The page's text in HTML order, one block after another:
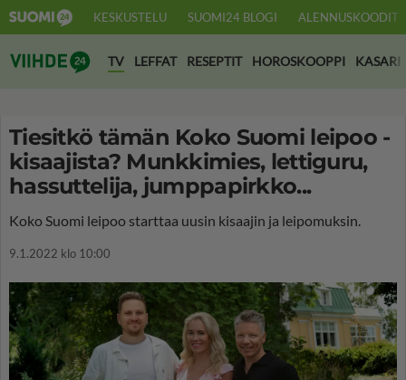
KESKUSTELU SUOMI24 BLOGI ALENNUSKOODIT
Suomi24 Viihde
TV LEFFAT RESEPTIT HOROSKOOPPI KASARI
Tiesitkö tämän Koko Suomi leipoo -
kisaajista? Munkkimies, lettiguru,
hassuttelija, jumppapirkko...
Koko Suomi leipoo starttaa uusin kisaajin ja leipomuksin.
9.1.2022 klo 10:00